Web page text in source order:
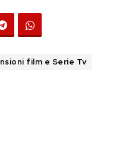
film e Serie Tv